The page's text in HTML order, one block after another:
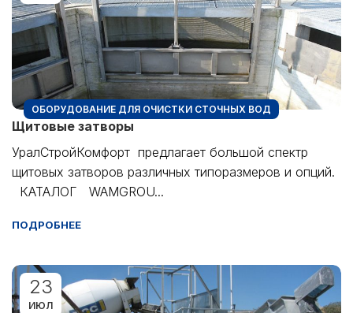
ОБОРУДОВАНИЕ ДЛЯ ОЧИСТКИ СТОЧНЫХ ВОД
Щитовые затворы
УралСтройКомфорт предлагает большой спектр
щитовых затворов различных типоразмеров и опций.
КАТАЛОГ WAMGROU...
ПОДРОБНЕЕ
23
ИЮЛ